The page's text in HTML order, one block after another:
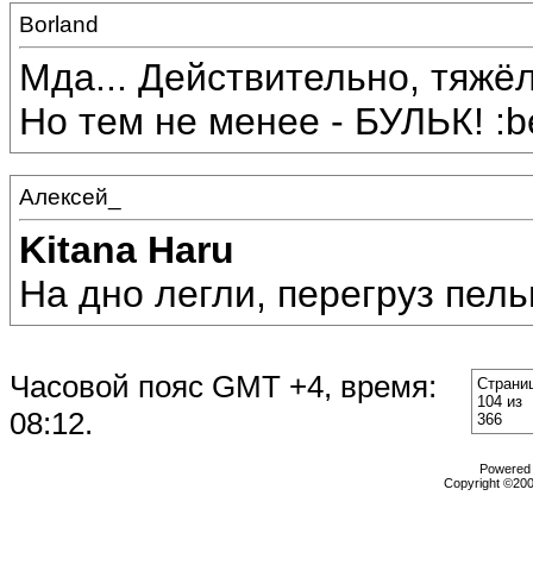
Borland
Мда... Действительно,
Но тем не менее - БУЛЬК!
Алексей_
Kitana Haru
На дно легли, перегруз
Часовой пояс GMT +4, время:
08:12.
104 из
366
Copyright